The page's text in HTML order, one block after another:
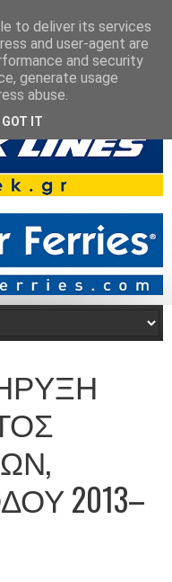
2013–
to deliver its services
and user-agent are
and security
generate usage
abuse.
GOT IT